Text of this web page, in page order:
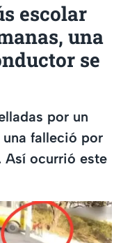
escolar
una
se
por un
falleció por
Así ocurrió este